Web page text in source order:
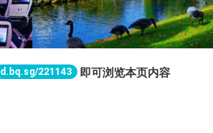
d.bq.sg/221143 即可浏览本页内容